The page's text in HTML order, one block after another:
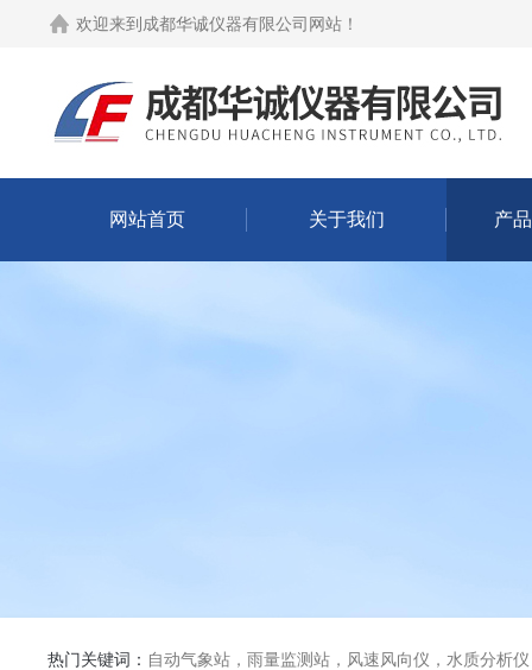
欢迎来到 成都华诚仪器有限公司网站 ！
网站首页 关于我们 产
热门关键词： 自动气象站，雨量监测站，风速风向仪，水质分析